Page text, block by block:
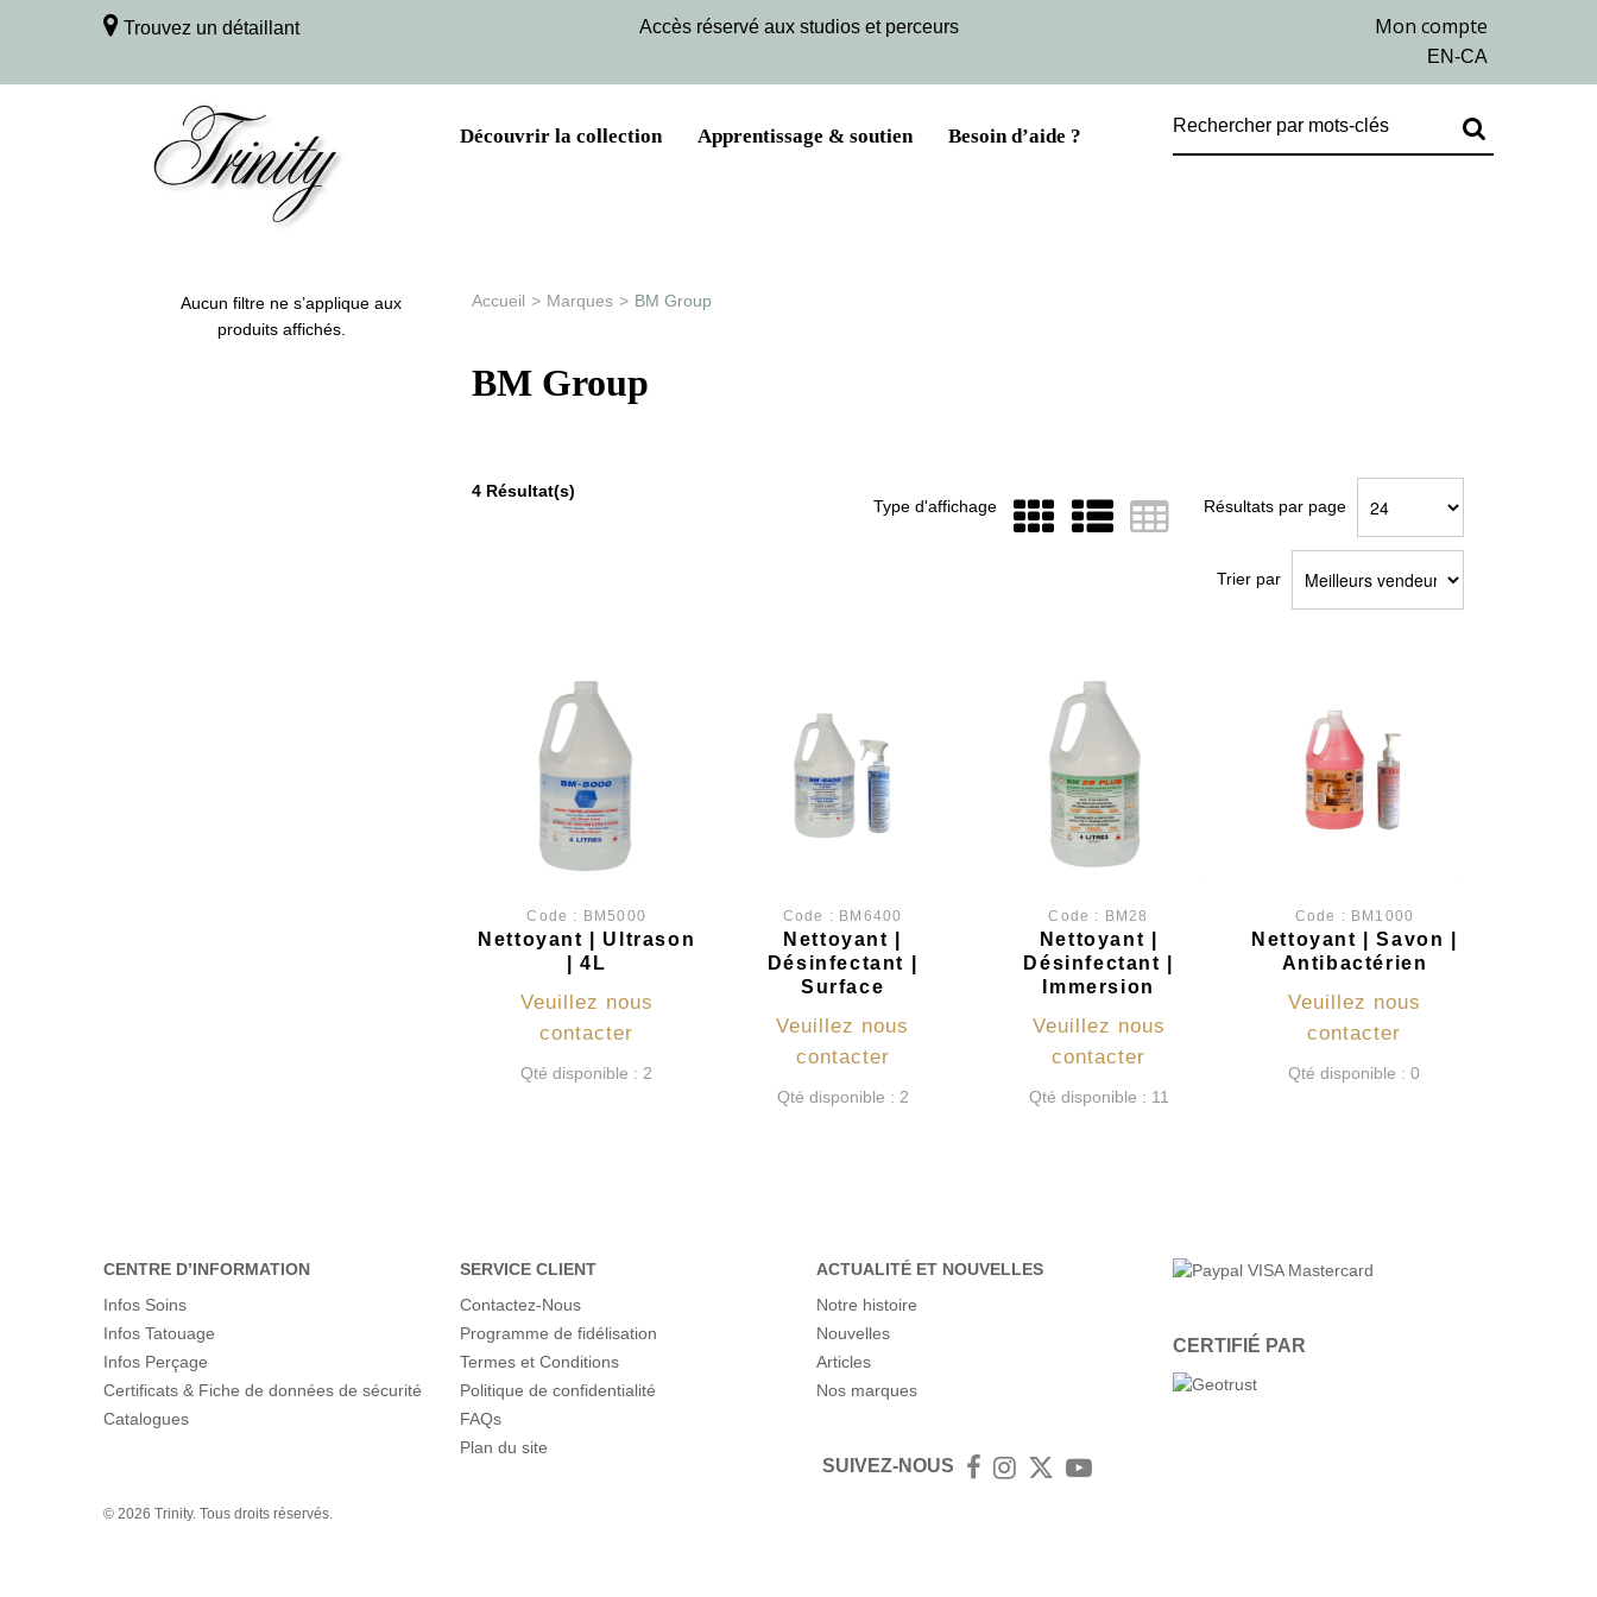
Trouvez un détaillant Accès réservé aux studios et perceurs
Découvrir la collection Apprentissage & soutien Besoin d’aide ?
Aucun filtre ne s’applique aux
produits affichés.
Accueil > Marques > BM Group
BM Group
4Résultat(s)
Type d'affichage Résultats par page
Trier par
Code : BM5000
Nettoyant | Ultrason
| 4L
Veuillez nous
contacter
Qté disponible : 2
Code : BM6400
Nettoyant |
Désinfectant |
Surface
Veuillez nous
contacter
Qté disponible : 2
Code : BM28
Nettoyant |
Désinfectant |
Immersion
Veuillez nous
contacter
Qté disponible : 11
Code : BM1000
Nettoyant | Savon |
Antibactérien
Veuillez nous
contacter
Qté disponible : 0
CENTRE D’INFORMATION
Infos Soins
Infos Tatouage
Infos Perçage
Certificats & Fiche de données de sécurité
Catalogues
SERVICE CLIENT
Contactez-Nous
Programme de fidélisation
Termes et Conditions
Politique de confidentialité
FAQs
Plan du site
ACTUALITÉ ET NOUVELLES
Notre histoire
Nouvelles
Articles
Nos marques
SUIVEZ-NOUS Facebook
Instagram
TwitterYouTube
CERTIFIÉ PAR
© 2026 Trinity. Tous droits réservés.